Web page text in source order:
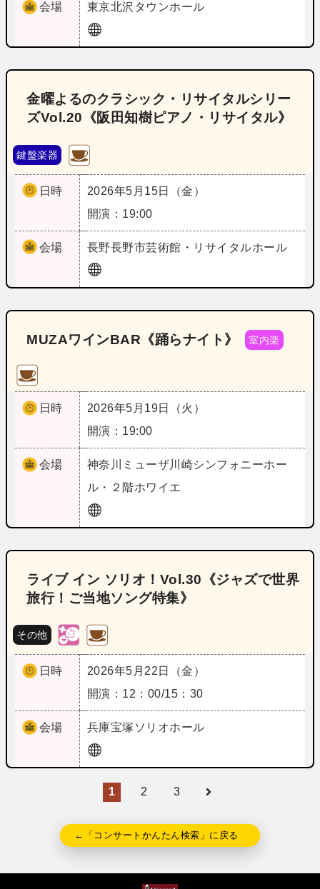
会場 東京北沢タウンホール
金曜よるのクラシック・リサイタルシリー
ズVol.20《阪田知樹ピアノ・リサイタル》
鍵盤楽器
日時
2026年5月15日（金）
開演：19:00
会場 長野長野市芸術館・リサイタルホール
MUZAワインBAR《踊らナイト》 室内楽
日時
2026年5月19日（火）
開演：19:00
会場 神奈川
ミューザ川崎シンフォニーホー
ル・２階ホワイエ
ライブ イン ソリオ！Vol.30《ジャズで世界
旅行！ご当地ソング特集》
その他
日時
2026年5月22日（金）
開演：12：00/15：30
会場 兵庫宝塚ソリオホール
1 2 3
←「コンサートかんたん検索」に戻る